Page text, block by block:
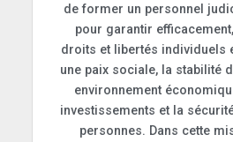
de former un personnel
pour garantir
droits et libertés individuels
une paix sociale, la stabilité
environnement
investissements et la
personnes. Dans cette